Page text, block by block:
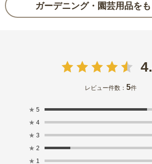
ガーデニング・園芸用品を
レビュー件数：5件
★ 5
★ 4
★ 3
★ 2
★ 1